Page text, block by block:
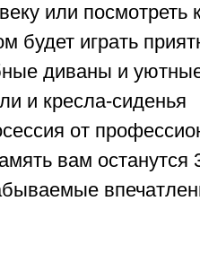
или посмотреть
будет играть
диваны и
и кресла-сиденья
от
вам